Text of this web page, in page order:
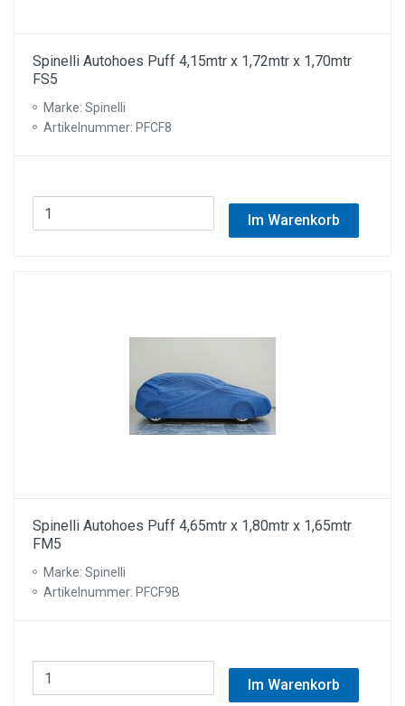
Spinelli Autohoes Puff 4,15mtr x 1,72mtr x 1,70mtr
FS5
Marke: Spinelli
Artikelnummer: PFCF8
Im Warenkorb
Spinelli Autohoes Puff 4,65mtr x 1,80mtr x 1,65mtr
FM5
Marke: Spinelli
Artikelnummer: PFCF9B
Im Warenkorb